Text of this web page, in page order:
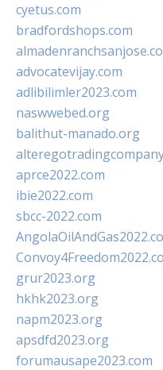
cyetus.com
bradfordshops.com
advocatevijay.com
adlibilimler2023.com
naswwebed.org
balithut-manado.org
aprce2022.com
ibie2022.com
sbcc-2022.com
grur2023.org
hkhk2023.org
napm2023.org
apsdfd2023.org
forumausape2023.com